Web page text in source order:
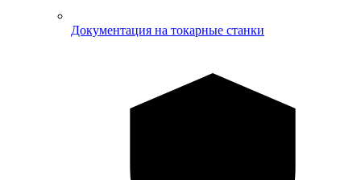
Документация на токарные станки